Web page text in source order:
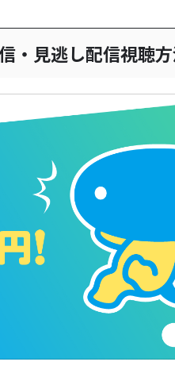
・見逃し配信視聴